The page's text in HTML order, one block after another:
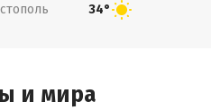
34°
и мира